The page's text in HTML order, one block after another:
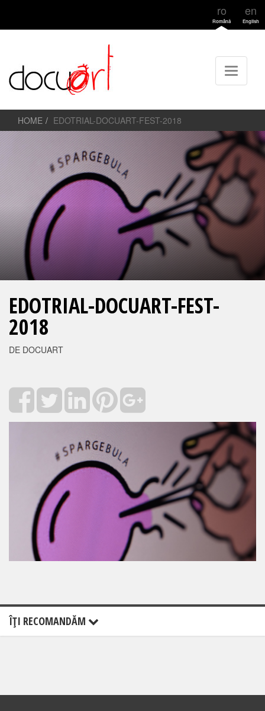
ro
Română
en
English
HOME EDOTRIAL-DOCUART-FEST-2018
EDOTRIAL-DOCUART-FEST-
2018
DE DOCUART
ÎŢI RECOMANDĂM